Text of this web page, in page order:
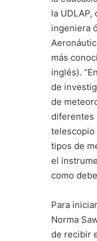
la
ingeniera
más
inglés).
de
de
diferentes
telescopio
tipos de
el
como
Para
Norma
de recibir